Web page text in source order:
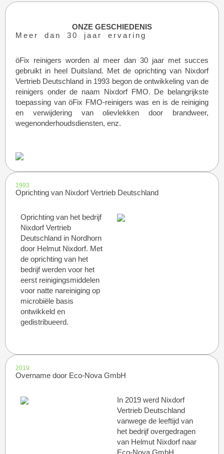
ONZE GESCHIEDENIS
Meer dan 30 jaar ervaring
öFix reinigers worden al meer dan 30 jaar met succes
gebruikt in heel Duitsland. Met de oprichting van Nixdorf
Vertrieb Deutschland in 1993 begon de ontwikkeling van de
reinigers onder de naam Nixdorf FMO. De belangrijkste
toepassing van öFix FMO-reinigers was en is de reiniging
en verwijdering van olievlekken door brandweer,
wegenonderhoudsdiensten, enz.
1993
Oprichting van Nixdorf Vertrieb Deutschland
Oprichting van het bedrijf
Nixdorf Vertrieb
Deutschland in Nordhorn
door Helmut Nixdorf. Met
de oprichting van het
bedrijf werden voor het
eerst reinigingsmiddelen
voor natte nareiniging op
microbiële basis
ontwikkeld en
gedistribueerd.
2019
Overname door Eco-Nova GmbH
In 2019 werd Nixdorf
Vertrieb Deutschland
vanwege de leeftijd van
het bedrijf overgedragen
van Helmut Nixdorf naar